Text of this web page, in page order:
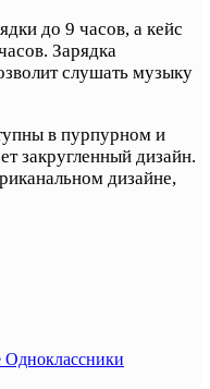
до 9 часов, а кейс
Зарядка
слушать музыку
в пурпурном и
закругленный дизайн.
дизайне,
Одноклассники